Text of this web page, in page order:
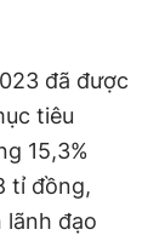
đã được
tiêu
15,3%
tỉ đồng,
lãnh đạo